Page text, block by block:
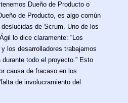
Dueño de Producto o
de Producto, es algo común
de Scrum. Uno de los
lo dice claramente: “Los
los desarrolladores trabajamos
todo el proyecto.” Esto
causa de fracaso en los
de involucramiento del